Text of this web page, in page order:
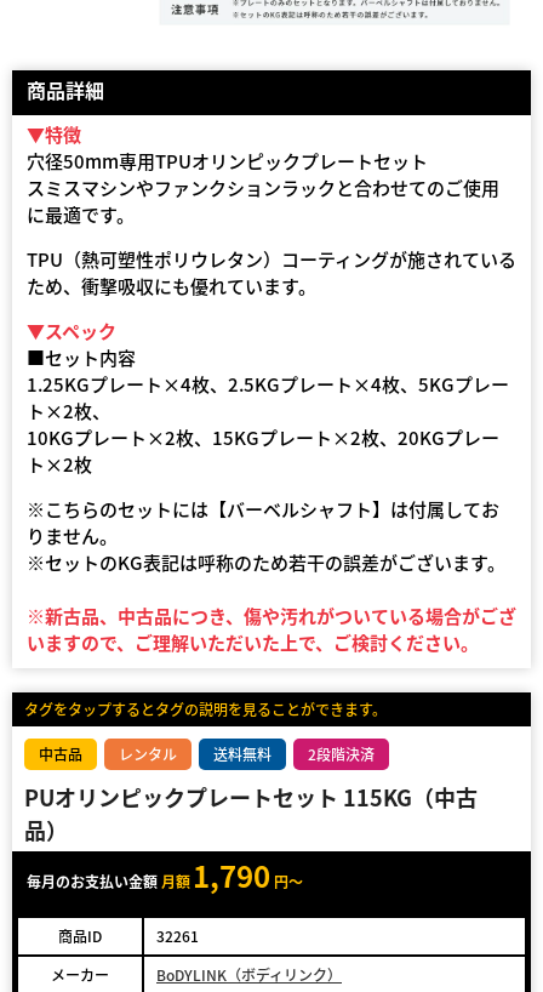
商品詳細
▼特徴
穴径50mm専用TPUオリンピックプレートセット
スミスマシンやファンクションラックと合わせてのご使用
に最適です。
TPU（熱可塑性ポリウレタン）コーティングが施されている
ため、衝撃吸収にも優れています。
▼スペック
■セット内容
1.25KGプレート×4枚、2.5KGプレート×4枚、5KGプレー
ト×2枚、
10KGプレート×2枚、15KGプレート×2枚、20KGプレー
ト×2枚
※こちらのセットには【バーベルシャフト】は付属してお
りません。
※セットのKG表記は呼称のため若干の誤差がございます。
※新古品、中古品につき、傷や汚れがついている場合がござ
いますので、ご理解いただいた上で、ご検討ください。
タグをタップするとタグの説明を見ることができます。
中古品 レンタル 送料無料 2段階決済
PUオリンピックプレートセット 115KG（中古
品）
毎月のお支払い金額 月額 1,790 円～
商品ID
32261
メーカー
BoDYLINK（ボディリンク）